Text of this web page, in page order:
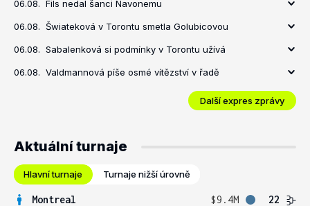
06.08. Fils nedal šanci Navonemu
06.08. Šwiateková v Torontu smetla Golubicovou
06.08. Sabalenková si podmínky v Torontu užívá
06.08. Valdmannová píše osmé vítězství v řadě
Další expres zprávy
Aktuální turnaje
Hlavní turnaje Turnaje nižší úrovně
Montreal $9.4M
22